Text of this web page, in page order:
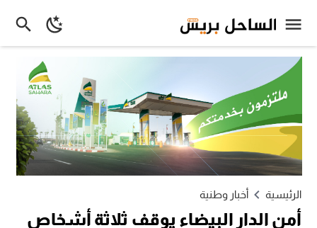
الرئيسية أخبار وطنية
أمن الدار البيضاء يوقف ثلاثة أشخاص